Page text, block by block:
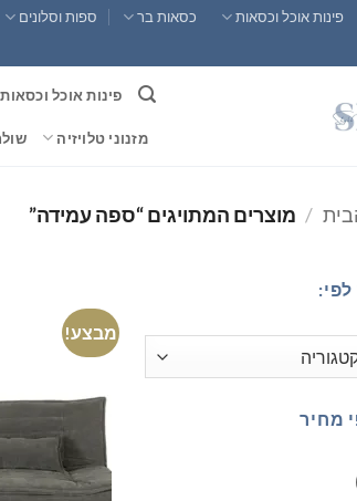
פינות אוכל וכסאות כסאות בר ספות וסלונים
פינות אוכל וכסאות
מזנוני טלויזיה
/ מוצרים המתויגים “ספה עמידה”
מחיר
מבצע!